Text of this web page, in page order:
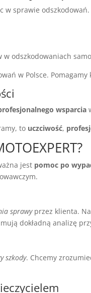
w sprawie
w odszkodowaniach
w Polsce.
wsparcia
to uczciwość,
jest pomoc po
sprawyprzez klienta.
dokładną analizę
szkody. Chcemy